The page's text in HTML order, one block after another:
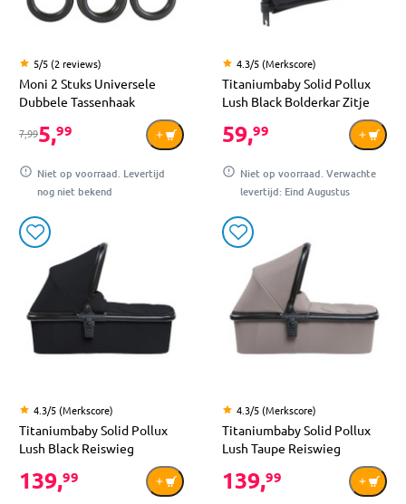
5/5 (2 reviews)
Moni 2 Stuks Universele
Dubbele Tassenhaak
7,995,99
Niet op voorraad. Levertijd
nog niet bekend
4.3/5 (Merkscore)
Titaniumbaby Solid Pollux
Lush Black Bolderkar Zitje
59,99
Niet op voorraad. Verwachte
levertijd: Eind Augustus
4.3/5 (Merkscore)
Titaniumbaby Solid Pollux
Lush Black Reiswieg
139,99
4.3/5 (Merkscore)
Titaniumbaby Solid Pollux
Lush Taupe Reiswieg
139,99